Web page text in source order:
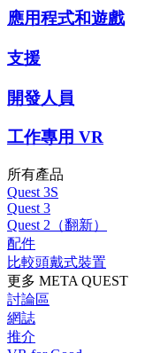
應用程式和遊戲
支援
開發人員
工作專用 VR
所有產品
Quest 3S
Quest 3
Quest 2（翻新）
配件
比較頭戴式裝置
更多 META QUEST
討論區
網誌
推介